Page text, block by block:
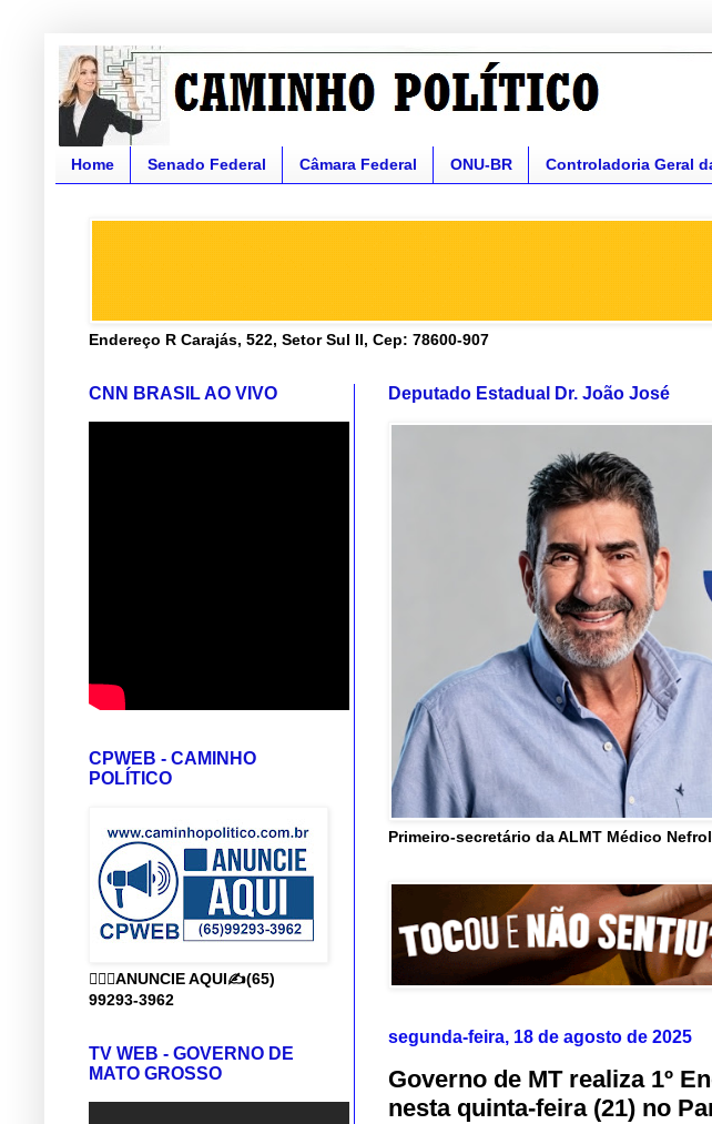
Home Senado Federal Câmara Federal ONU-BR Controladoria Geral
Endereço R Carajás, 522, Setor Sul II, Cep: 78600-907
Deputado Estadual Dr. João José
Primeiro-secretário da ALMT Médico
segunda-feira, 18 de agosto de 2025
Governo de MT realiza 1º
nesta quinta-feira (21) no
CNN BRASIL AO VIVO
CPWEB - CAMINHO
POLÍTICO
👨🏻‍⚕️ANUNCIE AQUI✍️(65)
99293-3962
TV WEB - GOVERNO DE
MATO GROSSO